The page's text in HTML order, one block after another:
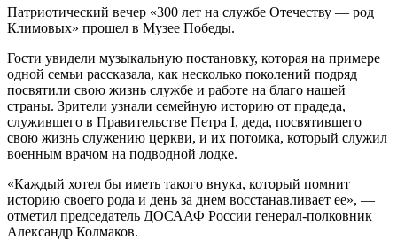
Патриотический вечер «300 лет на службе Отечеству — род
Климовых» прошел в Музее Победы.
Гости увидели музыкальную постановку, которая на примере
одной семьи рассказала, как несколько поколений подряд
посвятили свою жизнь службе и работе на благо нашей
страны. Зрители узнали семейную историю от прадеда,
служившего в Правительстве Петра I, деда, посвятившего
свою жизнь служению церкви, и их потомка, который служил
военным врачом на подводной лодке.
«Каждый хотел бы иметь такого внука, который помнит
историю своего рода и день за днем восстанавливает ее», —
отметил председатель ДОСААФ России генерал-полковник
Александр Колмаков.